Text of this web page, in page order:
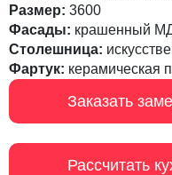
Размер: 3600
Фасады: крашенный
Столешница:
Фартук: керамическая
Заказать
Рассчитать